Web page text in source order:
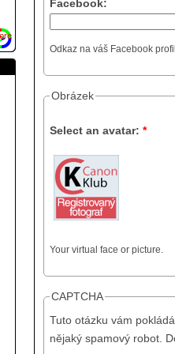
Facebook:
Odkaz na váš Facebook profil
Obrázek
Select an avatar: *
Your virtual face or picture.
CAPTCHA
Tuto otázku vám
nějaký spamový robot.